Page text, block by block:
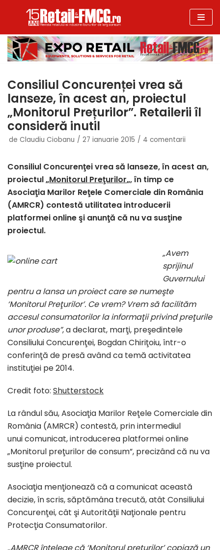
la
conținut
Consiliul Concurenței vrea să
lanseze, în acest an, proiectul
„Monitorul Prețurilor”. Retailerii îl
consideră inutil
de Claudiu Ciobanu 27 ianuarie 2015 4 comentarii
Consiliul Concurenţei vrea să lanseze, în acest an,
proiectul „Monitorul Preţurilor„, în timp ce
Asociaţia Marilor Reţele Comerciale din România
(AMRCR) contestă utilitatea introducerii
platformei online şi anunţă că nu va susţine
proiectul.
„Avem
sprijinul
Guvernului
pentru a lansa un proiect care se numeşte
‘Monitorul Preţurilor’. Ce vrem? Vrem să facilităm
accesul consumatorilor la informaţii privind preţurile
unor produse”, a declarat, marţi, preşedintele
Consiliului Concurenţei, Bogdan Chiriţoiu, într-o
conferinţă de presă având ca temă activitatea
instituţiei pe 2014.
Credit foto: Shutterstock
La rândul său, Asociaţia Marilor Reţele Comerciale din
România (AMRCR) contestă, prin intermediul
unui comunicat, introducerea platformei online
„Monitorul preţurilor de consum”, precizând că nu va
susţine proiectul.
Asociaţia menţionează că a comunicat această
decizie, în scris, săptămâna trecută, atât Consiliului
Concurenţei, cât şi Autorităţii Naţionale pentru
Protecţia Consumatorilor.